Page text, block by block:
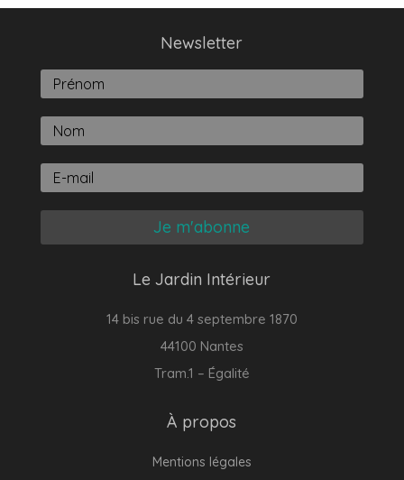
Newsletter
Je m'abonne
Le Jardin Intérieur
14 bis rue du 4 septembre 1870
44100 Nantes
Tram.1 – Égalité
À propos
Mentions légales